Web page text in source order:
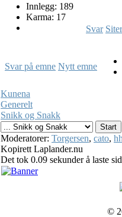
Innlegg: 189
Karma: 17
Svar Siter
Svar på emne Nytt emne
Kunena
Generelt
Snikk og Snakk
Moderatorer: Torgersen, cato,
Kopirett Laplander.nu
Det tok 0.09 sekunder å laste
©